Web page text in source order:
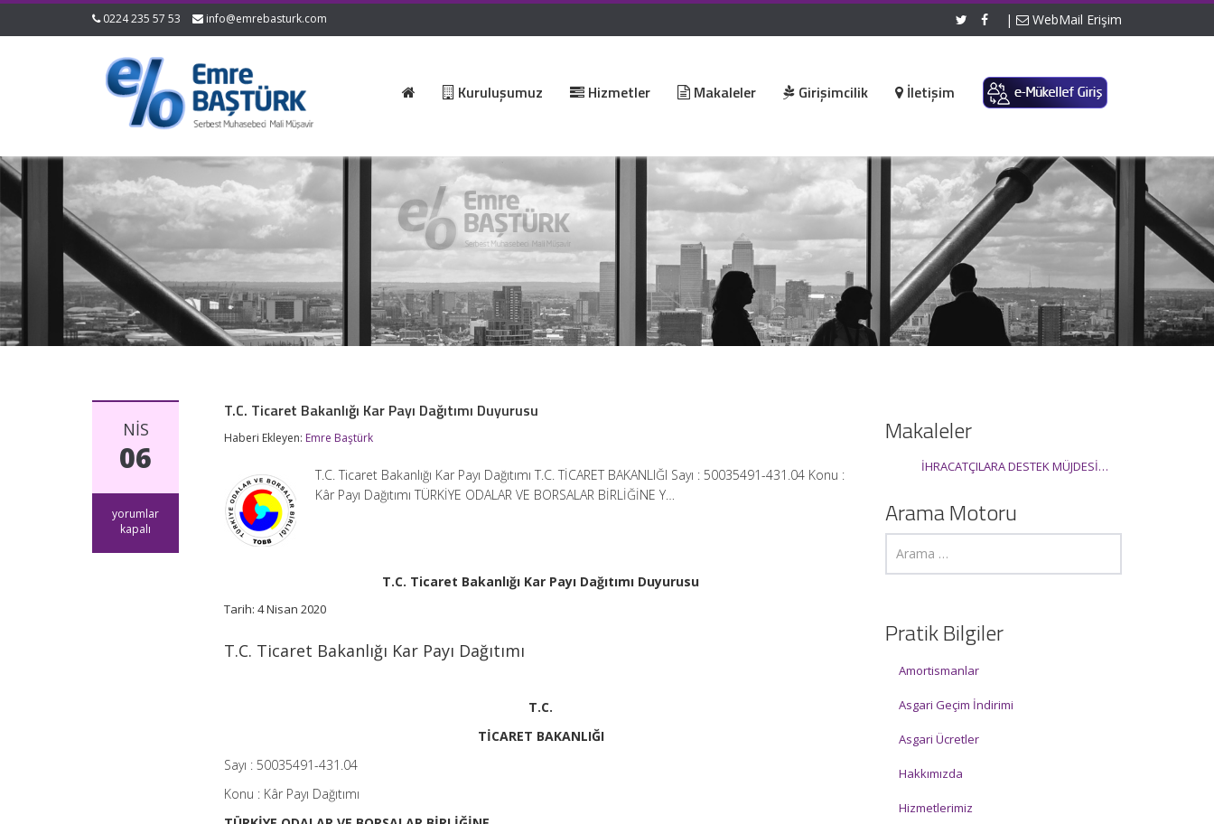
0224 235 57 53 info@emrebasturk.com | WebMail Erişim
Kuruluşumuz Hizmetler Makaleler Girişimcilik İletişim
NIS
06
T.C.
Ticaret
yorumlar
kapalı
T.C. Ticaret Bakanlığı Kar Payı Dağıtımı Duyurusu
Haberi Ekleyen: Emre Baştürk
T.C. Ticaret Bakanlığı Kar Payı Dağıtımı T.C. TİCARET BAKANLIĞI Sayı : 50035491-431.04 Konu :
Kâr Payı Dağıtımı TÜRKİYE ODALAR VE BORSALAR BİRLİĞİNE Y…
T.C. Ticaret Bakanlığı Kar Payı Dağıtımı Duyurusu
Tarih: 4 Nisan 2020
T.C. Ticaret Bakanlığı Kar Payı Dağıtımı
T.C.
TİCARET BAKANLIĞI
Sayı : 50035491-431.04
Konu : Kâr Payı Dağıtımı
Makaleler
İHRACATÇILARA DESTEK MÜJDESİ…
Arama Motoru
Pratik Bilgiler
Amortismanlar
Asgari Geçim İndirimi
Asgari Ücretler
Hakkımızda
Hizmetlerimiz